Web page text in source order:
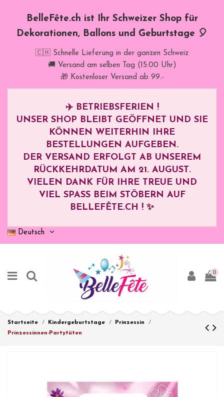
BelleFête.ch ist Ihr Schweizer Shop für
Dekorationen, Ballons und Geburtstage 🎈
🇨🇭 Schnelle Lieferung in der ganzen Schweiz
🚚 Versand am selben Tag (15:00 Uhr)
🎁 Kostenloser Versand ab 99.-
✈️ BETRIEBSFERIEN !
UNSER SHOP BLEIBT GEÖFFNET UND SIE
KÖNNEN WEITERHIN IHRE
BESTELLUNGEN AUFGEBEN.
DER VERSAND ERFOLGT AB UNSEREM
RÜCKKEHRDATUM AM 21. AUGUST.
VIELEN DANK FÜR IHRE TREUE UND
VIEL SPASS BEIM STÖBERN AUF B
ELLEFÊTE.CH ! ✨
Deutsch
0
Startseite Kindergeburtstage
Prinzessin
Prinzessinnen-Partytüten